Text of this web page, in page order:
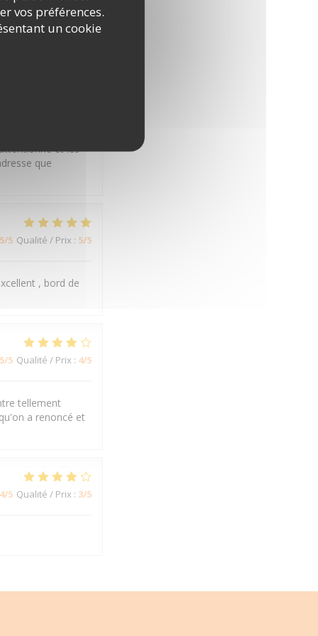
vos préférences.
un cookie
et les
que
/5 Qualité / Prix : 5/5
, bord de
/5 Qualité / Prix : 4/5
tellement
a renoncé et
/5 Qualité / Prix : 3/5